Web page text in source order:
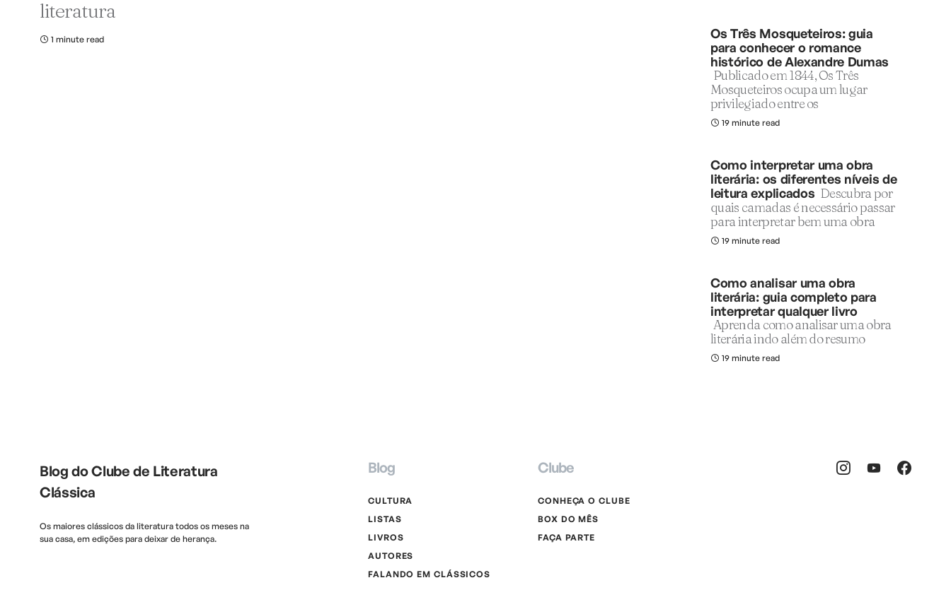
literatura
1 minute read
Os Três Mosqueteiros: guia
para conhecer o romance
histórico de Alexandre Dumas
Publicado em 1844, Os Três
Mosqueteiros ocupa um lugar
privilegiado entre os
19 minute read
Como interpretar uma obra
literária: os diferentes níveis de
leitura explicados Descubra por
quais camadas é necessário passar
para interpretar bem uma obra
19 minute read
Como analisar uma obra
literária: guia completo para
interpretar qualquer livro
Aprenda como analisar uma obra
literária indo além do resumo
19 minute read
Blog do Clube de Literatura
Clássica
Os maiores clássicos da literatura todos os meses na
sua casa, em edições para deixar de herança.
Blog
CULTURA
LISTAS
LIVROS
AUTORES
FALANDO EM CLÁSSICOS
Clube
CONHEÇA O CLUBE
BOX DO MÊS
FAÇA PARTE